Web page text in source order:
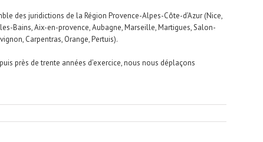
des juridictions de la Région Provence-Alpes-Côte-d’Azur (Nice,
Bains, Aix-en-provence, Aubagne, Marseille, Martigues, Salon-
Carpentras, Orange, Pertuis).
près de trente années d’exercice, nous nous déplaçons